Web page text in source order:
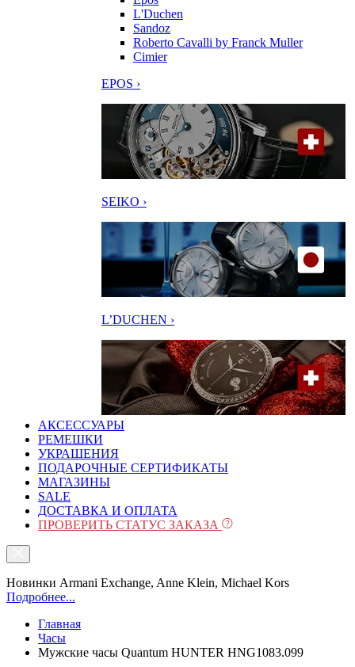
L'Duchen
Sandoz
Roberto Cavalli by Franck Muller
Cimier
EPOS ›
SEIKO ›
L’DUCHEN ›
АКСЕССУАРЫ
РЕМЕШКИ
УКРАШЕНИЯ
ПОДАРОЧНЫЕ СЕРТИФИКАТЫ
МАГАЗИНЫ
SALE
ДОСТАВКА И ОПЛАТА
ПРОВЕРИТЬ СТАТУС ЗАКАЗА
Новинки Armani Exchange, Anne Klein, Michael Kors
Подробнее...
Главная
Часы
Мужские часы Quantum HUNTER HNG1083.099